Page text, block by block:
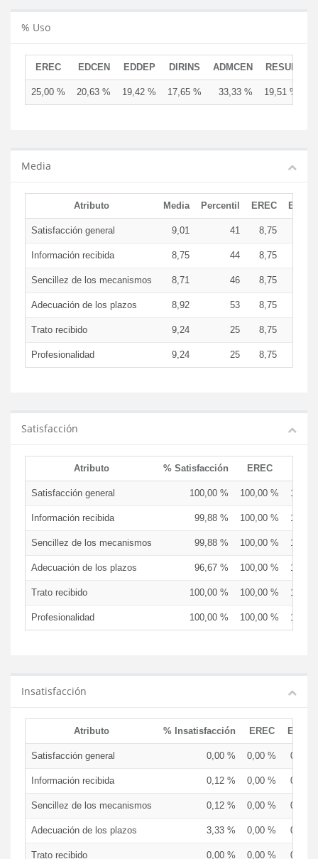
% Uso
EREC EDCEN EDDEP DIRINS ADMCEN RESUD
25,00 % 20,63 % 19,42 % 17,65 % 33,33 % 19,51 %
Media
Atributo Media Percentil EREC
Satisfacción general 9,01 41 8,75
Información recibida 8,75 44 8,75
Sencillez de los mecanismos 8,71 46 8,75
Adecuación de los plazos 8,92 53 8,75
Trato recibido 9,24 25 8,75
Profesionalidad 9,24 25 8,75
Satisfacción
Atributo % Satisfacción EREC
Satisfacción general 100,00 % 100,00 %
Información recibida 99,88 % 100,00 %
Sencillez de los mecanismos 99,88 % 100,00 %
Adecuación de los plazos 96,67 % 100,00 %
Trato recibido 100,00 % 100,00 %
Profesionalidad 100,00 % 100,00 %
Insatisfacción
Atributo % Insatisfacción EREC
Satisfacción general 0,00 % 0,00 % 0,00
Información recibida 0,12 % 0,00 % 0,00
Sencillez de los mecanismos 0,12 % 0,00 % 0,00
Adecuación de los plazos 3,33 % 0,00 % 0,00
Trato recibido 0,00 % 0,00 % 0,00